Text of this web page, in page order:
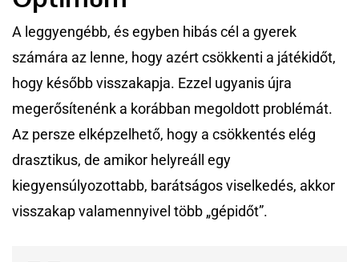
A leggyengébb, és egyben hibás cél a gyerek
számára az lenne, hogy azért csökkenti a játékidőt,
hogy később visszakapja. Ezzel ugyanis újra
megerősítenénk a korábban megoldott problémát.
Az persze elképzelhető, hogy a csökkentés elég
drasztikus, de amikor helyreáll egy
kiegyensúlyozottabb, barátságos viselkedés, akkor
visszakap valamennyivel több „gépidőt”.